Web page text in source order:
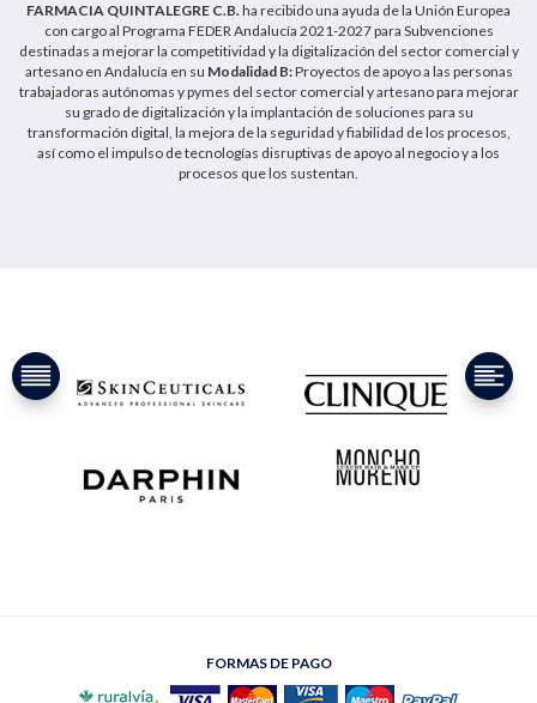
FARMACIA QUINTALEGRE C.B.ha recibido una ayuda de la Unión Europea
con cargo al Programa FEDER Andalucía 2021-2027 para Subvenciones
destinadas a mejorar la competitividad y la digitalización del sector comercial y
artesano en Andalucía en su Modalidad B:Proyectos de apoyo a las personas
trabajadoras autónomas y pymes del sector comercial y artesano para mejorar
su grado de digitalización y la implantación de soluciones para su
transformación digital, la mejora de la seguridad y fiabilidad de los procesos,
así como el impulso de tecnologías disruptivas de apoyo al negocio y a los
procesos que los sustentan.
FORMAS DE PAGO